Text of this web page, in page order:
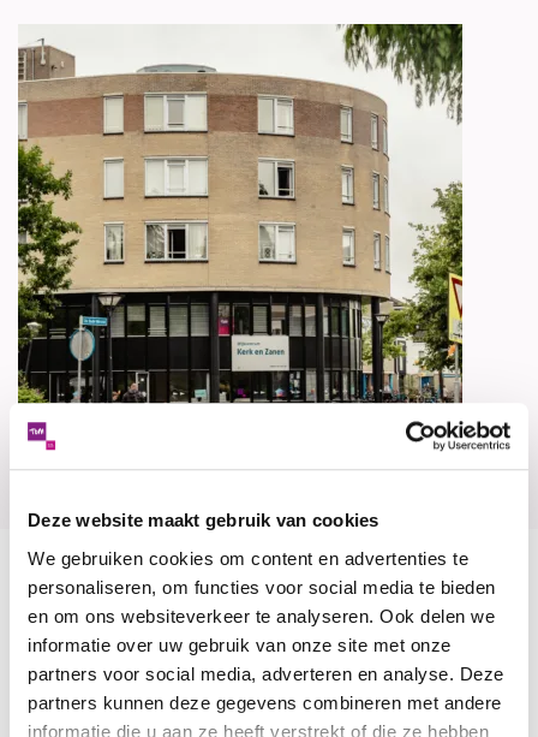
Deze website maakt gebruik van cookies
We gebruiken cookies om content en advertenties te
personaliseren, om functies voor social media te bieden
en om ons websiteverkeer te analyseren. Ook delen we
informatie over uw gebruik van onze site met onze
partners voor social media, adverteren en analyse. Deze
partners kunnen deze gegevens combineren met andere
informatie die u aan ze heeft verstrekt of die ze hebben
De meeste mensen hebben goede bedoelingen,
maar het is altijd verstandig om voorzichtig te zijn
als er een onbekende voor de deur staat.
Het komt namelijk voor dat personen met minder
goede bedoelingen met een smoes proberen